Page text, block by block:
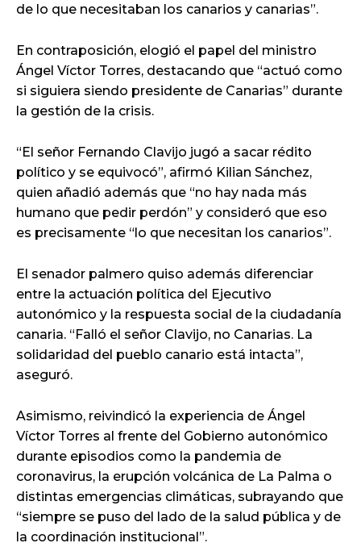
de lo que necesitaban los canarios y canarias”.
En contraposición, elogió el papel del ministro
Ángel Víctor Torres, destacando que “actuó como
si siguiera siendo presidente de Canarias” durante
la gestión de la crisis.
“El señor Fernando Clavijo jugó a sacar rédito
político y se equivocó”, afirmó Kilian Sánchez,
quien añadió además que “no hay nada más
humano que pedir perdón” y consideró que eso
es precisamente “lo que necesitan los canarios”.
El senador palmero quiso además diferenciar
entre la actuación política del Ejecutivo
autonómico y la respuesta social de la ciudadanía
canaria. “Falló el señor Clavijo, no Canarias. La
solidaridad del pueblo canario está intacta”,
aseguró.
Asimismo, reivindicó la experiencia de Ángel
Víctor Torres al frente del Gobierno autonómico
durante episodios como la pandemia de
coronavirus, la erupción volcánica de La Palma o
distintas emergencias climáticas, subrayando que
“siempre se puso del lado de la salud pública y de
la coordinación institucional”.